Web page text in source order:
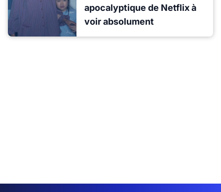
apocalyptique de Netflix à
voir absolument